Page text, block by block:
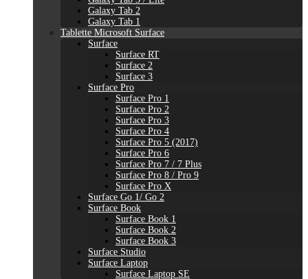
Galaxy Tab 2
Galaxy Tab 1
Tablette Microsoft Surface
Surface
Surface RT
Surface 2
Surface 3
Surface Pro
Surface Pro 1
Surface Pro 2
Surface Pro 3
Surface Pro 4
Surface Pro 5 (2017)
Surface Pro 6
Surface Pro 7 / 7 Plus
Surface Pro 8 / Pro 9
Surface Pro X
Surface Go 1/ Go 2
Surface Book
Surface Book 1
Surface Book 2
Surface Book 3
Surface Studio
Surface Laptop
Surface Laptop SE